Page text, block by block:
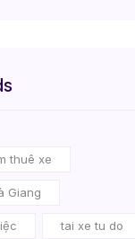
thuê xe
Giang
tai xe tu do